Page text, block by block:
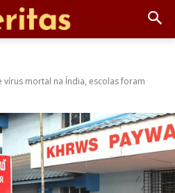
vírus mortal na Índia, escolas foram